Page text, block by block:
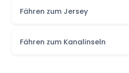
Fähren zum Jersey
Fähren zum Kanalinseln